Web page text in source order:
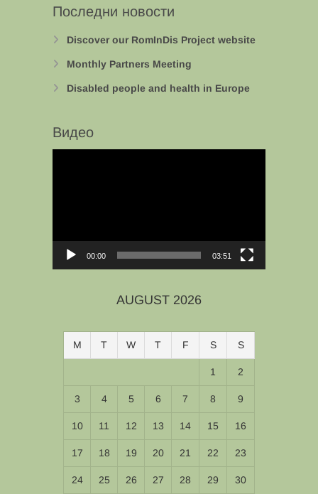
Последни новости
Discover our RomInDis Project website
Monthly Partners Meeting
Disabled people and health in Europe
Видео
00:00 03:51
AUGUST 2026
M T W T F S S
1 2
3 4 5 6 7 8 9
10 11 12 13 14 15 16
17 18 19 20 21 22 23
24 25 26 27 28 29 30